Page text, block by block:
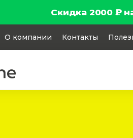
Скидка 2000 ₽
О компании Контакты